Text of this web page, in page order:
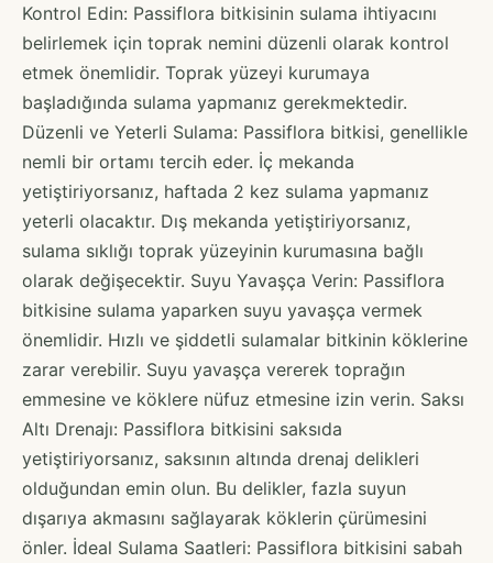
Kontrol Edin: Passiflora bitkisinin sulama ihtiyacını
belirlemek için toprak nemini düzenli olarak kontrol
etmek önemlidir. Toprak yüzeyi kurumaya
başladığında sulama yapmanız gerekmektedir.
Düzenli ve Yeterli Sulama: Passiflora bitkisi, genellikle
nemli bir ortamı tercih eder. İç mekanda
yetiştiriyorsanız, haftada 2 kez sulama yapmanız
yeterli olacaktır. Dış mekanda yetiştiriyorsanız,
sulama sıklığı toprak yüzeyinin kurumasına bağlı
olarak değişecektir. Suyu Yavaşça Verin: Passiflora
bitkisine sulama yaparken suyu yavaşça vermek
önemlidir. Hızlı ve şiddetli sulamalar bitkinin köklerine
zarar verebilir. Suyu yavaşça vererek toprağın
emmesine ve köklere nüfuz etmesine izin verin. Saksı
Altı Drenajı: Passiflora bitkisini saksıda
yetiştiriyorsanız, saksının altında drenaj delikleri
olduğundan emin olun. Bu delikler, fazla suyun
dışarıya akmasını sağlayarak köklerin çürümesini
önler. İdeal Sulama Saatleri: Passiflora bitkisini sabah